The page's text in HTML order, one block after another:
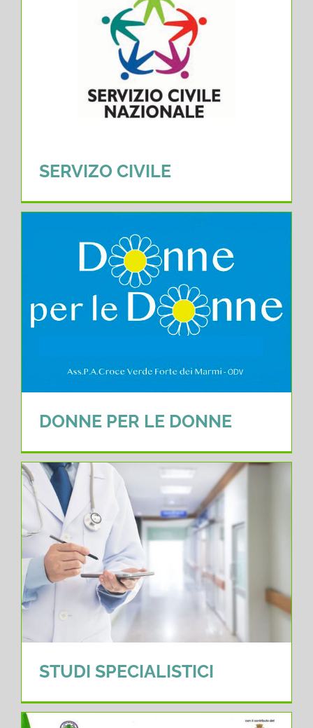
SERVIZO CIVILE
DONNE PER LE DONNE
STUDI SPECIALISTICI